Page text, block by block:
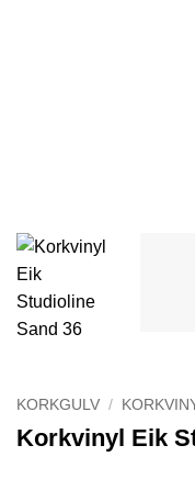
KORKGULV /
Korkvinyl Eik